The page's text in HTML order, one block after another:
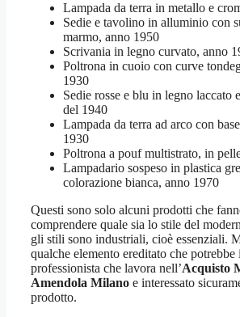
Lampada da terra in metallo e
Sedie e tavolino in alluminio con
marmo, anno 1950
Scrivania in legno curvato, anno
Poltrona in cuoio con curve
1930
Sedie rosse e blu in legno laccato
del 1940
Lampada da terra ad arco con
1930
Poltrona a pouf multistrato, in
Lampadario sospeso in plastica
colorazione bianca, anno 1970
Questi sono solo alcuni prodotti che
comprendere quale sia lo stile del
gli stili sono industriali, cioè essenziali.
qualche elemento ereditato che potrebbe
professionista che lavora nell’Acquisto
Amendola Milano e interessato
prodotto.